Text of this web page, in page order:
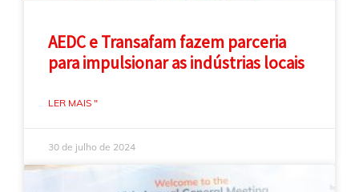
AEDC e Transafam fazem parceria
para impulsionar as indústrias locais
LER MAIS "
30 de julho de 2024